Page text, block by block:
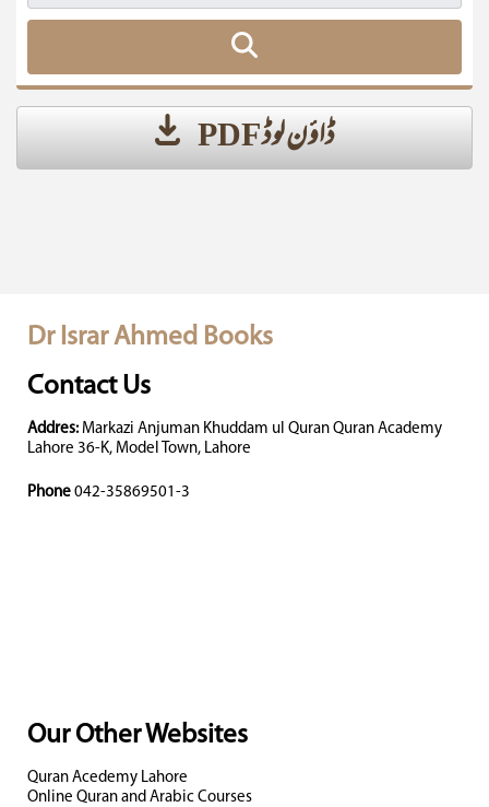
ڈاؤن لوڈ PDF
Dr Israr Ahmed Books
Contact Us
Addres: Markazi Anjuman Khuddam ul Quran Quran Academy
Lahore 36-K, Model Town, Lahore
Phone 042-35869501-3
Our Other Websites
Quran Acedemy Lahore
Online Quran and Arabic Courses